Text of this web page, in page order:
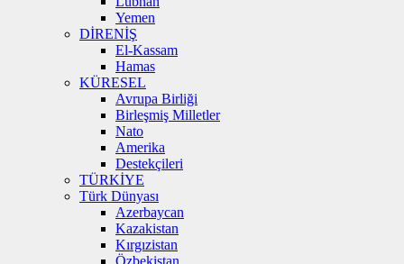
Yemen
DİRENİŞ
El-Kassam
Hamas
KÜRESEL
Avrupa Birliği
Birleşmiş Milletler
Nato
Amerika
Destekçileri
TÜRKİYE
Türk Dünyası
Azerbaycan
Kazakistan
Kırgızistan
Özbekistan